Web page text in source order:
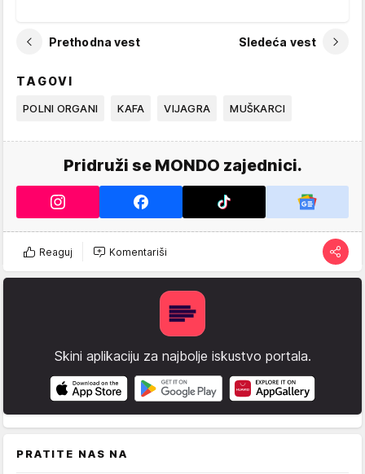
Prethodna vest Sledeća vest
TAGOVI
POLNI ORGANI KAFA VIJAGRA MUŠKARCI
Pridruži se MONDO zajednici.
Reaguj Komentariši
Skini aplikaciju za najbolje iskustvo portala.
PRATITE NAS NA